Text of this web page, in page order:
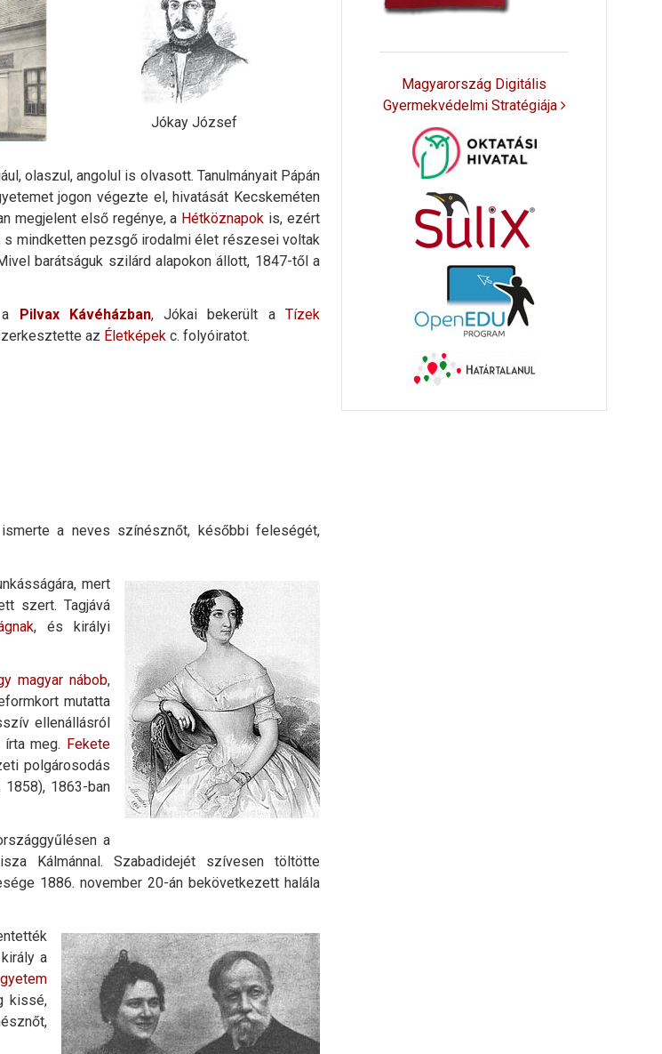
Jókay József
olaszul, angolul is olvasott. Tanulmányait Pápán
jogon végezte el, hivatását Kecskeméten
megjelent első regénye, a Hétköznapok is, ezért
mindketten pezsgő irodalmi élet részesei voltak
barátságuk szilárd alapokon állott, 1847-től a
Pilvax Kávéházban, Jókai bekerült aTízek
az Életképek c. folyóiratot.
a neves színésznőt, későbbi feleségét,
mert
szert. Tagjává
, és királyi
magyar nábob,
mutatta
ellenállásról
meg. Fekete
polgárosodás
1858), 1863-ban
a
Kálmánnal. Szabadidejét szívesen töltötte
1886. november 20-án bekövetkezett halála
a
kissé,
Magyarország Digitális
Gyermekvédelmi Stratégiája